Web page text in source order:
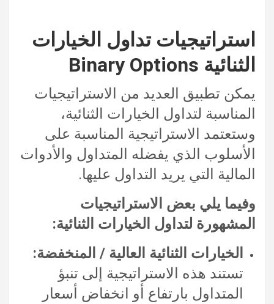
استراتيجيات تداول الخيارات
الثنائية Binary Options
يمكن تطبيق العديد من الاستراتيجيات
المناسبة لتداول الخيارات الثنائية،
وستعتمد الاستراتيجية المناسبة على
الأسلوب الذي يفضله المتداول والأدوات
المالية التي يريد التداول عليها.
وفيما يلي بعض الاستراتيجيات
المشهورة لتداول الخيارات الثنائية:
الخيارات الثنائية العالية / المنخفضة:
تستند هذه الاستراتيجية إلى تنبؤ
المتداول بارتفاع أو انخفاض أسعار